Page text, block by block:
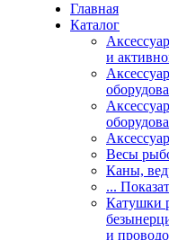
Главная
Каталог
и
Весы
Каны,
...
Катушки
и